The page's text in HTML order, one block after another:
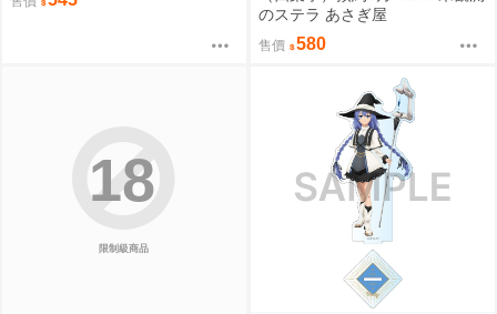
のステラ あさぎ屋
售價 580
限制級商品
18